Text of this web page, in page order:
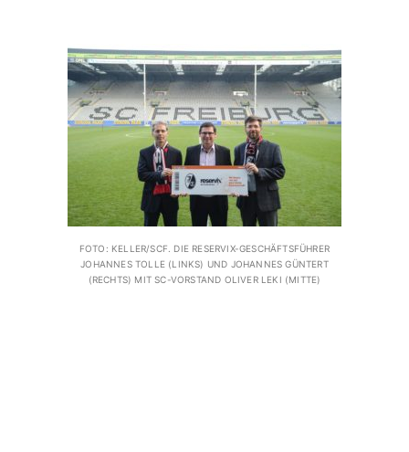
FOTO: KELLER/SCF. DIE RESERVIX-GESCHÄFTSFÜHRER
JOHANNES TOLLE (LINKS) UND JOHANNES GÜNTERT
(RECHTS) MIT SC-VORSTAND OLIVER LEKI (MITTE)